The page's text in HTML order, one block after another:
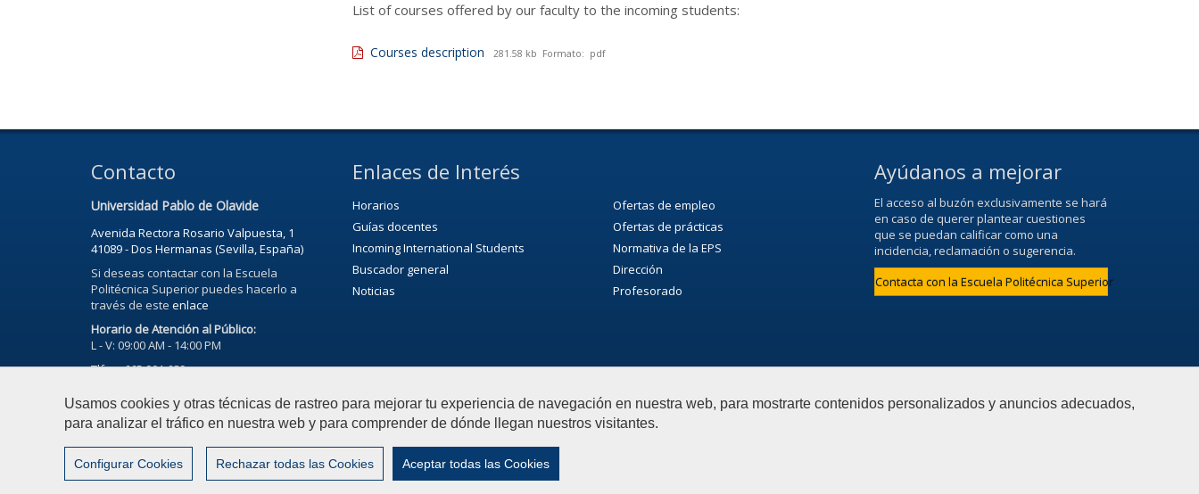
Usamos cookies y otras técnicas de rastreo para mejorar tu experiencia de navegación en nuestra web, para mostrarte contenidos personalizados y anuncios adecuados,
para analizar el tráfico en nuestra web y para comprender de dónde llegan nuestros visitantes.
Configurar Cookies Rechazar todas las Cookies Aceptar todas las Cookies
List of courses offered by our faculty to the incoming students:
Courses description 281.58 kb Formato: pdf
Contacto
Universidad Pablo de Olavide
Avenida Rectora Rosario Valpuesta, 1
41089 - Dos Hermanas (Sevilla, España)
Si deseas contactar con la Escuela
Politécnica Superior puedes hacerlo a
través de este enlace
Horario de Atención al Público:
L - V: 09:00 AM - 14:00 PM
Tlfno. 665 901 689
Enlaces de Interés
Horarios
Guías docentes
Incoming International Students
Buscador general
Noticias
Ofertas de empleo
Ofertas de prácticas
Normativa de la EPS
Dirección
Profesorado
Ayúdanos a mejorar
El acceso al buzón exclusivamente se hará
en caso de querer plantear cuestiones
que se puedan calificar como una
incidencia, reclamación o sugerencia.
Contacta con la Escuela Politécnica Superior
© 2023 Universidad Pablo de Olavide - Escuela Politécnica Superior Contactar |
Configurar cookies